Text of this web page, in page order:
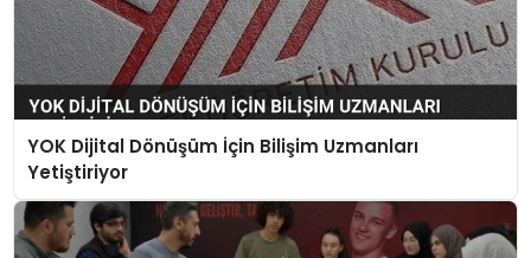
YOK Dijital Dönüşüm İçin Bilişim Uzmanları
Yetiştiriyor